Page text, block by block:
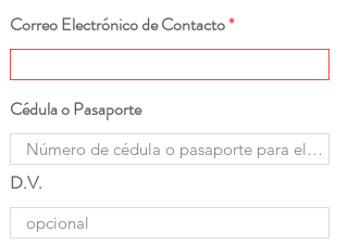
Correo Electrónico de Contacto
Cédula o Pasaporte
D.V.